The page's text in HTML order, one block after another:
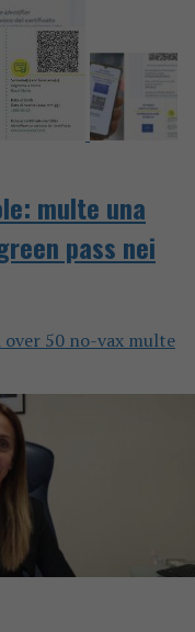
multe una
pass nei
50 no-vax multe